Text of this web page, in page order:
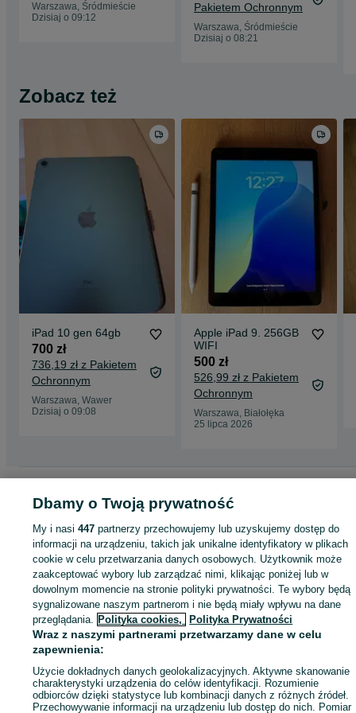
Warszawa, Śródmieście
Dzisiaj o 09:12
GWARANCJI|
WYSYŁKA OLX!
Pakietem Ochronnym
Warszawa, Śródmieście
Dzisiaj o 08:21
Zobacz też
iPad 10 gen 64gb
700 zł
736,19 zł z Pakietem
Ochronnym
Warszawa, Wawer
Dzisiaj o 09:08
Apple iPad 9. 256GB
WIFI
500 zł
526,99 zł z Pakietem
Ochronnym
Warszawa, Białołęka
25 lipca 2026
Mazowieckie
Urządzenia - Warszawa Urządzenia - Śródmieście
KATEGORIA
ID:1076084763 Wyświetlenia:
Zadzwoń / SMS Wyślij wiadomość
Dbamy o Twoją prywatność
My i nasi447 partnerzy przechowujemy lub uzyskujemy dostęp do
informacji na urządzeniu, takich jak unikalne identyfikatory w plikach
cookie w celu przetwarzania danych osobowych. Użytkownik może
zaakceptować wybory lub zarządzać nimi, klikając poniżej lub w
dowolnym momencie na stronie polityki prywatności. Te wybory będą
sygnalizowane naszym partnerom i nie będą miały wpływu na dane
przeglądania. Polityka cookies, Polityka Prywatności
Wraz z naszymi partnerami przetwarzamy dane w celu
zapewnienia:
Użycie dokładnych danych geolokalizacyjnych. Aktywne skanowanie
charakterystyki urządzenia do celów identyfikacji. Rozumienie
odbiorców dzięki statystyce lub kombinacji danych z różnych źródeł.
Przechowywanie informacji na urządzeniu lub dostęp do nich. Pomiar